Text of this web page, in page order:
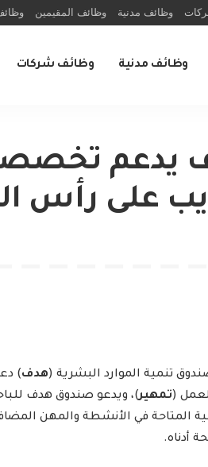
وظائف مدنية وظائف المقيمين
وظائف مدنية وظائف شركات
يدعم
على رأس
تنمية الموارد البشرية (هدف)
(تمهير)، ويدعو صندوق هدف
المتاحة في الأنشطة والمهن
أدناه.